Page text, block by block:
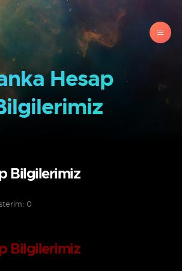
Hesap
Bilgilerimiz
0
Bilgilerimiz